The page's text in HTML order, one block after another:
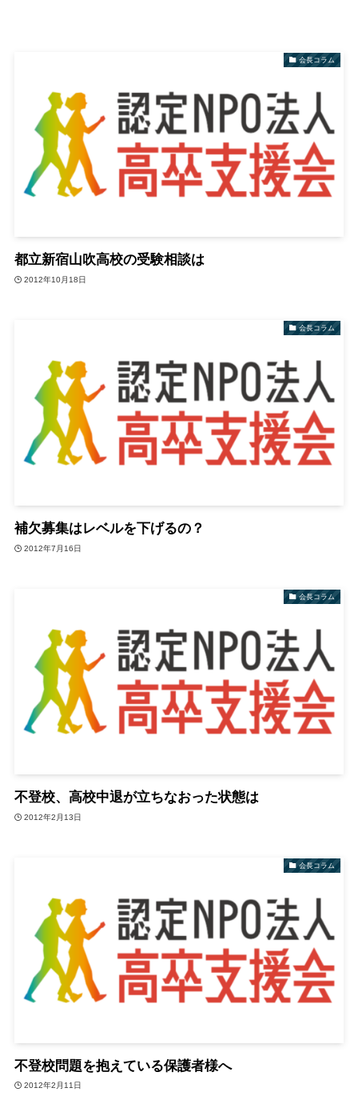
会長コラム
都立新宿山吹高校の受験相談は
2012年10月18日
会長コラム
補欠募集はレベルを下げるの？
2012年7月16日
会長コラム
不登校、高校中退が立ちなおった状態は
2012年2月13日
会長コラム
不登校問題を抱えている保護者様へ
2012年2月11日